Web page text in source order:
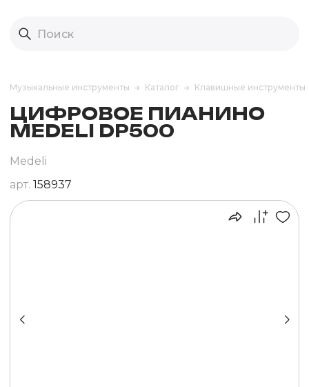
Музыкальные инструменты Каталог Клавишные инструменты
ЦИФРОВОЕ ПИАНИНО
MEDELI DP500
Medeli
арт. 158937